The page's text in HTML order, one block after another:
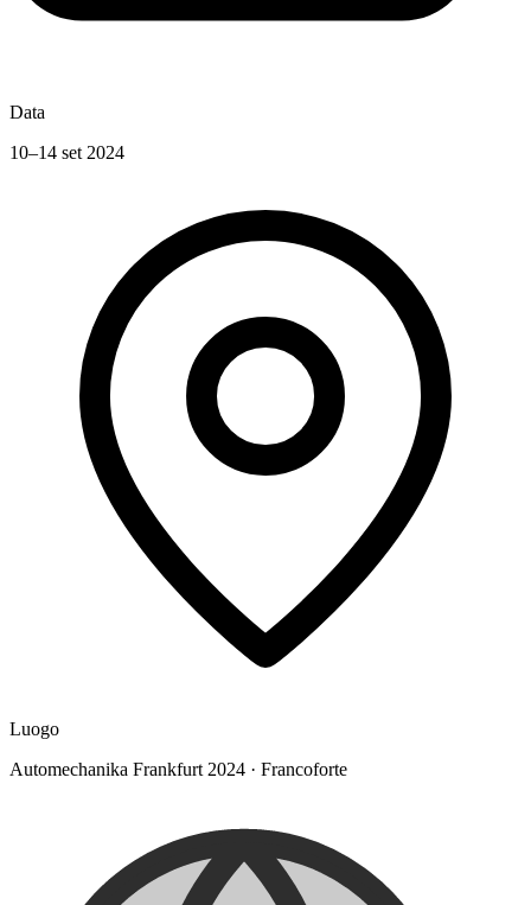
Data
10–14 set 2024
Luogo
Automechanika Frankfurt 2024 · Francoforte